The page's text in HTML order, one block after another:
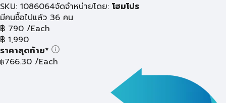
SKU: 1086064จัดจำหน่ายโดย: โฮมโปร
มีคนซื้อไปแล้ว 36 คน
฿ 790 /Each
฿ 1,990
ราคาสุดท้าย*
฿766.30 /Each